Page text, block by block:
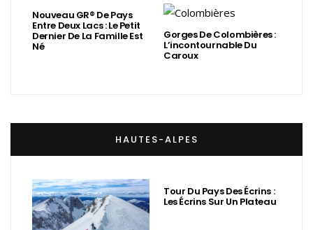
Nouveau GR® De Pays
Entre Deux Lacs : Le Petit
Dernier De La Famille Est
Né
Gorges De Colombières :
L’incontournable Du
Caroux
HAUTES-ALPES
Tour Du Pays Des Écrins :
Les Écrins Sur Un Plateau